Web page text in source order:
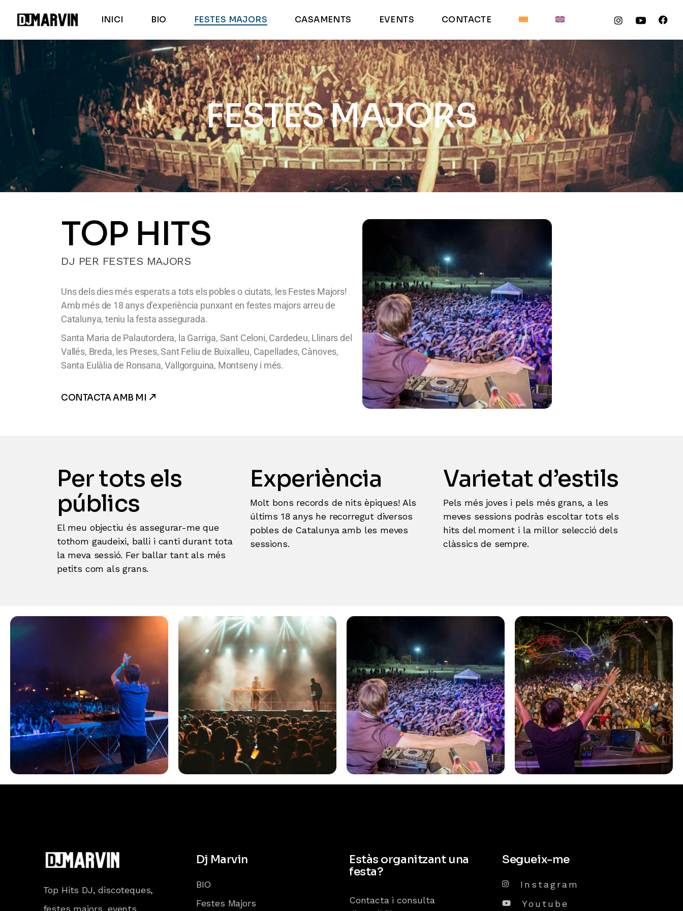
INICI BIO FESTES MAJORS CASAMENTS EVENTS CONTACTE
FESTES MAJORS
TOP HITS
DJ PER FESTES MAJORS
Uns dels dies més esperats a tots els pobles o ciutats, les Festes Majors!
Amb més de 18 anys d’experiència punxant en festes majors arreu de
Catalunya, teniu la festa assegurada.
Santa Maria de Palautordera, la Garriga, Sant Celoni, Cardedeu, Llinars del
Vallés, Breda, les Preses, Sant Feliu de Buixalleu, Capellades, Cànoves,
Santa Eulàlia de Ronsana, Vallgorguina, Montseny i més.
CONTACTA AMB MI
Per tots els
públics
El meu objectiu és assegurar-me que
tothom gaudeixi, balli i canti durant tota
la meva sessió. Fer ballar tant als més
petits com als grans.
Experiència
Molt bons records de nits èpiques! Als
últims 18 anys he recorregut diversos
pobles de Catalunya amb les meves
sessions.
Varietat d’estils
Pels més joves i pels més grans, a les
meves sessions podràs escoltar tots els
hits del moment i la millor selecció dels
clàssics de sempre.
Top Hits DJ, discoteques,
festes majors, events
Dj Marvin
BIO
Festes Majors
Estàs organitzant una
festa?
Contacta i consulta
Segueix-me
Instagram
Youtube